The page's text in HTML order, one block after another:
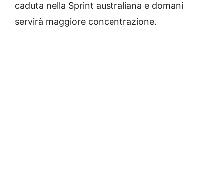
caduta nella Sprint australiana e domani
servirà maggiore concentrazione.